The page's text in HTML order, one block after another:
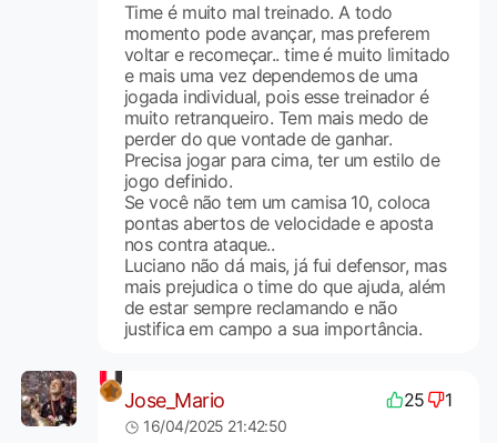
Time é muito mal treinado. A todo
momento pode avançar, mas preferem
voltar e recomeçar.. time é muito limitado
e mais uma vez dependemos de uma
jogada individual, pois esse treinador é
muito retranqueiro. Tem mais medo de
perder do que vontade de ganhar.
Precisa jogar para cima, ter um estilo de
jogo definido.
Se você não tem um camisa 10, coloca
pontas abertos de velocidade e aposta
nos contra ataque..
Luciano não dá mais, já fui defensor, mas
mais prejudica o time do que ajuda, além
de estar sempre reclamando e não
justifica em campo a sua importância.
Jose_Mario 25 1
16/04/2025 21:42:50